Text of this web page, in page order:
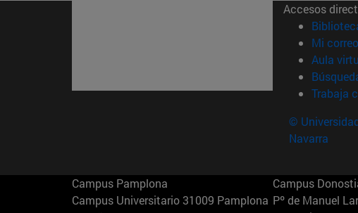
Accesos
Mi correo
Aula
Trabaja
©
Navarra
Campus Pamplona
Campus Universitario 31009 Pamplona
Campus
Pº de Manuel